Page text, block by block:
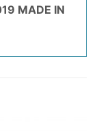
MADE IN